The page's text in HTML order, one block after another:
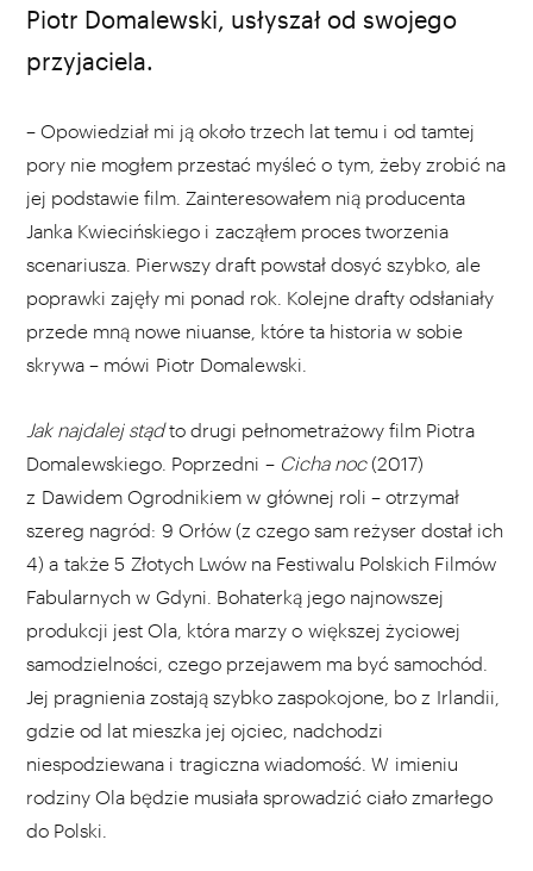
Piotr Domalewski, usłyszał od swojego
przyjaciela.
– Opowiedział mi ją około trzech lat temu i od tamtej
pory nie mogłem przestać myśleć o tym, żeby zrobić na
jej podstawie film. Zainteresowałem nią producenta
Janka Kwiecińskiego i zacząłem proces tworzenia
scenariusza. Pierwszy draft powstał dosyć szybko, ale
poprawki zajęły mi ponad rok. Kolejne drafty odsłaniały
przede mną nowe niuanse, które ta historia w sobie
skrywa – mówi Piotr Domalewski.
Jak najdalej stądto drugi pełnometrażowy film Piotra
Domalewskiego. Poprzedni – Cicha noc(2017)
z Dawidem Ogrodnikiem w głównej roli – otrzymał
szereg nagród: 9 Orłów (z czego sam reżyser dostał ich
4) a także 5 Złotych Lwów na Festiwalu Polskich Filmów
Fabularnych w Gdyni. Bohaterką jego najnowszej
produkcji jest Ola, która marzy o większej życiowej
samodzielności, czego przejawem ma być samochód.
Jej pragnienia zostają szybko zaspokojone, bo z Irlandii,
gdzie od lat mieszka jej ojciec, nadchodzi
niespodziewana i tragiczna wiadomość. W imieniu
rodziny Ola będzie musiała sprowadzić ciało zmarłego
do Polski.